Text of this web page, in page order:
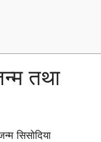
तथा
सिसोदिया